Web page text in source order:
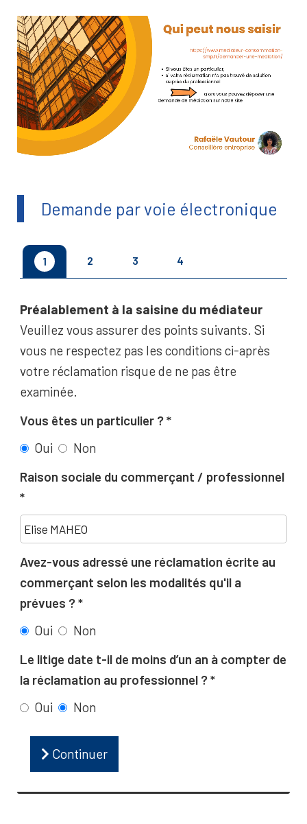
Demande par voie électronique
1 2 3 4
Préalablement à la saisine du médiateur
Veuillez vous assurer des points suivants. Si
vous ne respectez pas les conditions ci-après
votre réclamation risque de ne pas être
examinée.
Vous êtes un particulier ?
Oui
Non
Raison sociale du commerçant / professionnel
Avez-vous adressé une réclamation écrite au
commerçant selon les modalités qu'il a
prévues ?
Oui
Non
Le litige date t-il de moins d’un an à compter de
la réclamation au professionnel ?
Oui
Non
Continuer